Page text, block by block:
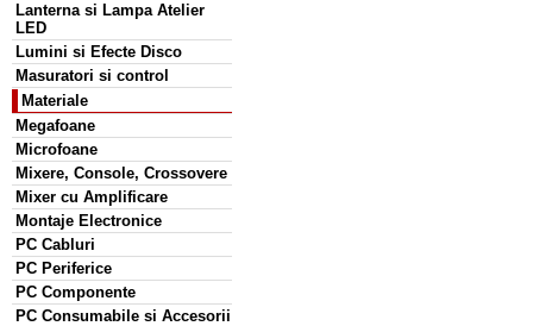
Lanterna si Lampa Atelier
LED
Lumini si Efecte Disco
Masuratori si control
Materiale
Megafoane
Microfoane
Mixere, Console, Crossovere
Mixer cu Amplificare
Montaje Electronice
PC Cabluri
PC Periferice
PC Componente
PC Consumabile si Accesorii